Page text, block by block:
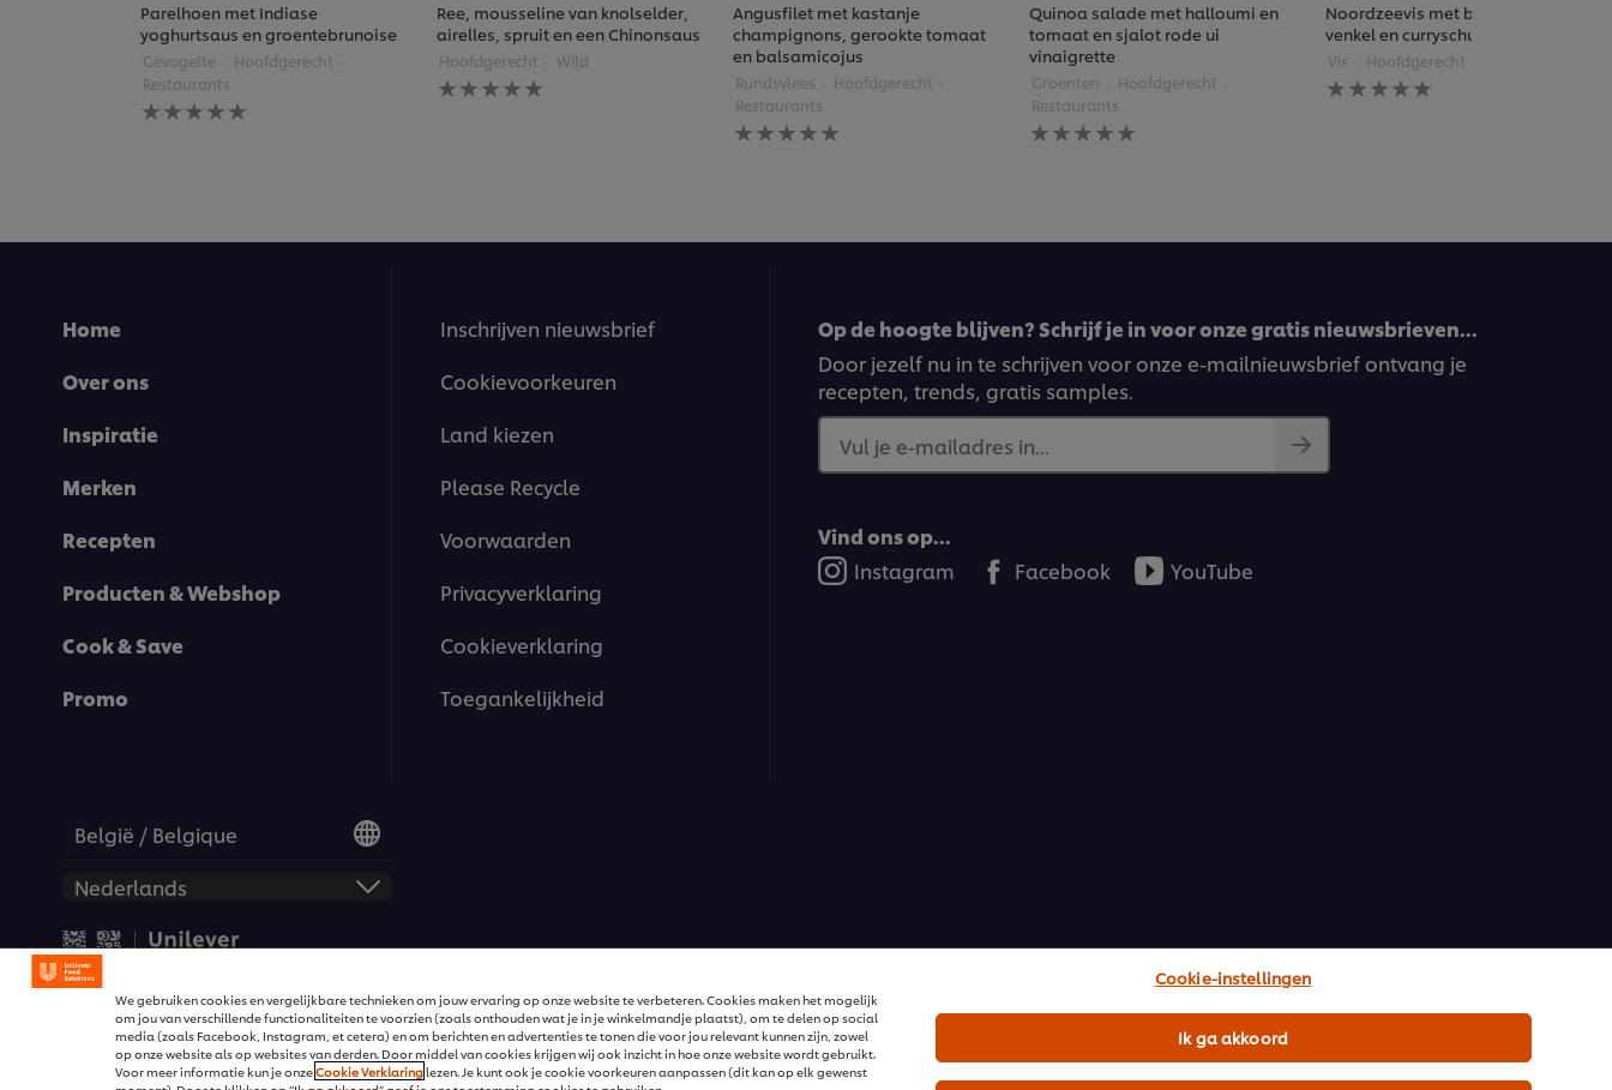
Parelhoen met Indiase
yoghurtsaus en groentebrunoise
Gevogelte
Hoofdgerecht
Restaurants
Geen
beoordelingen
Ree, mousseline van knolselder,
airelles, spruit en een Chinonsaus
Hoofdgerecht Wild
Geen
beoordelingen
Angusfilet met kastanje
champignons, gerookte tomaat
en balsamicojus
Rundsvlees
Hoofdgerecht
Restaurants
Geen
beoordelingen
Quinoa salade met halloumi en
tomaat en sjalot rode ui
vinaigrette
Groenten
Hoofdgerecht
Restaurants
Geen
beoordelingen
Noordzeevis met boerenkool en
venkel en curryschuim
Vis Hoofdgerecht
Geen
beoordelingen
Home
Over ons
Inspiratie
Merken
Recepten
Producten & Webshop
Cook & Save
Promo
Inschrijven nieuwsbrief
Cookievoorkeuren
Land kiezen
Please Recycle
Voorwaarden
Privacyverklaring
Cookieverklaring
Toegankelijkheid
Op de hoogte blijven? Schrijf je in voor onze gratis nieuwsbrieven…
Door jezelf nu in te schrijven voor onze e-mailnieuwsbrief ontvang je
recepten, trends, gratis samples.
Vul je e-mailadres in...
Vind ons op...
Instagram
Facebook YouTube
België / Belgique
We gebruiken cookies en vergelijkbare technieken om jouw ervaring op onze website te verbeteren. Cookies maken het mogelijk
om jou van verschillende functionaliteiten te voorzien (zoals onthouden wat je in je winkelmandje plaatst), om te delen op social
media (zoals Facebook, Instagram, et cetera) en om berichten en advertenties te tonen die voor jou relevant kunnen zijn, zowel
op onze website als op websites van derden. Door middel van cookies krijgen wij ook inzicht in hoe onze website wordt gebruikt.
Voor meer informatie kun je onzeCookie Verklaringlezen. Je kunt ook je cookie voorkeuren aanpassen (dit kan op elk gewenst
Cookie-instellingen
Ik ga akkoord